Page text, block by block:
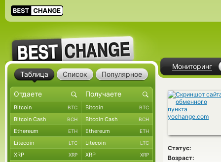
Мониторинг
Статус:
Возраст:
Таблица Список Популярное
Bitcoin BTC Bitcoin BTC
Bitcoin Cash BCH Bitcoin Cash BCH
Ethereum ETH Ethereum ETH
Litecoin LTC Litecoin LTC
XRP XRP XRP XRP